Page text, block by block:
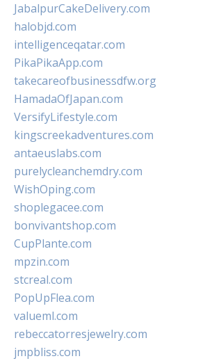
JabalpurCakeDelivery.com
halobjd.com
intelligenceqatar.com
PikaPikaApp.com
takecareofbusinessdfw.org
HamadaOfJapan.com
VersifyLifestyle.com
kingscreekadventures.com
antaeuslabs.com
purelycleanchemdry.com
WishOping.com
shoplegacee.com
bonvivantshop.com
CupPlante.com
mpzin.com
stcreal.com
PopUpFlea.com
valueml.com
rebeccatorresjewelry.com
jmpbliss.com